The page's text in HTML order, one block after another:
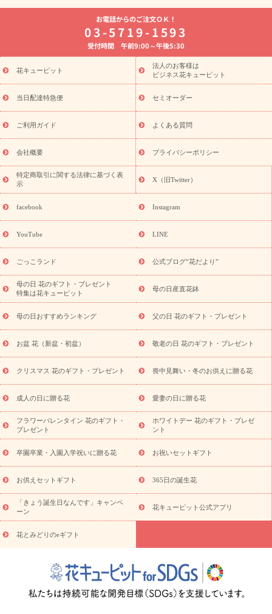
よく贈られる花
お祝いの花特集
誕生日フラワーギフト特集
8月の誕生花(トルコキキョウ)
開店・開業祝い
お供え・お悔やみ お供え・お悔やみの花
通夜・葬儀に贈る花 胡蝶蘭・花鉢
ーブドフラワー
季節のイベント
ひまわり ギフト・プレゼント
特集
お盆 花（新盆・初盆） 季節のイベント
お盆 花（新
盆・初盆）
お盆 花（新盆・初盆）
お盆・お供え 花とセットギ
フト
お盆・お供え プリザーブドフラワー
ひまわり ギフト・プ
レゼント特集
夏の花贈り・お中元・暑中見舞い 花のギフト特集
敬老の日におくる花ギフト・プレゼント特集
花ギフト・プレゼント特集
敬老の日 花のおすすめランキング
敬
老の日 花鉢植えのギフト・プレゼント特集
敬老の日 花とセットギ
フト・プレゼント特集
敬老の日の花 全てのギフト一覧
キャン
ペーン
「きょう誕生日なんです」キャンペーン
探す
誕生日フラワーギフト 誕生日フラワーギフト特集
誕生
日フラワーギフト商品一覧
ユリ トルコキキョウ
誕生花(トルコキキョウ)
9月の誕生花(リンドウ)
誕生日セット
ギフト
「きょう誕生日なんです」キャンペーン
用途から探す お祝いの花特集 当日配達特急便
お祝い商品
一覧
お祝い 新築・引っ越し祝い
結婚記念日
結婚祝い 出産祝い 退院祝い・快気祝い
還暦
祝い・長寿祝い
プチギフト ペットのお祝いフラワー
元・暑中見舞い
敬老の日
お供え
お供え・お悔やみ商品一覧 お供え・お悔やみの花
十九日法要以降に贈る花
通夜・葬儀に贈る花
お供え お花とセッ
お盆（新盆・初盆）
お祝い返し お見舞い
お取り
プリザーブドフラワー
スタイルから探す
アレンジメント
蘭・花鉢
ミディ胡蝶蘭・お祝い ミディ胡蝶蘭・お供え
の青色胡蝶蘭
観葉植物 観葉植物 産直多肉植物
プリザーブ
ドフラワー
お祝い お供え・お悔やみ 花とセットギフト
ミオーダー
プチギフト（hanamore -ハナモア-）
花とみどりの
eギフト
花キューピットのeGfit カラー ピンク
レンジ
レッド お花の種類 バラ ユリ トルコキキョウ
予
算から探す
お祝い お祝い・3000円～ お祝い・
お祝い・5000円～ お祝い・7000円～ お祝い・10000円～
お供え・お悔やみ
お供え・お悔やみ・3000円～
お供え・お
悔やみ・5000円～ お供え・お悔やみ・7000円～
お供え・お悔
やみ・10000円～
365日の誕生花カレンダー
開店・開業祝
お祝いを贈るときのマナー・
花キューピットのお祝いコラム一覧
誕生日のお花を「色
彩心理学」で選ぶ方法
結婚祝いの予算相場
出産祝いお役立ち情
転職祝いのマナー基礎知識
ペットのお祝いワンポイントアド
お電話からのご注文ＯＫ！
03-5719-1593
受付時間 午前9:00～午後5:30
花キューピット
法人のお客様は
ビジネス花キューピット
当日配達特急便 セミオーダー
ご利用ガイド よくある質問
会社概要 プライバシーポリシー
特定商取引に関する法律に基づく表
示
X（旧Twitter）
facebook Instagram
YouTube LINE
ごっこランド 公式ブログ“花だより”
母の日 花のギフト・プレゼント
特集は花キューピット
母の日産直花鉢
母の日おすすめランキング 父の日 花のギフト・プレゼント
お盆 花（新盆・初盆） 敬老の日 花のギフト・プレゼント
クリスマス 花のギフト・プレゼント 喪中見舞い・冬のお供えに贈る花
成人の日に贈る花 愛妻の日に贈る花
フラワーバレンタイン 花のギフト・
プレゼント
ホワイトデー 花のギフト・プレゼ
ント
卒園卒業・入園入学祝いに贈る花 お祝いセットギフト
お供えセットギフト 365日の誕生花
「きょう誕生日なんです」キャンペ
ーン
花キューピット公式アプリ
花とみどりのeギフト